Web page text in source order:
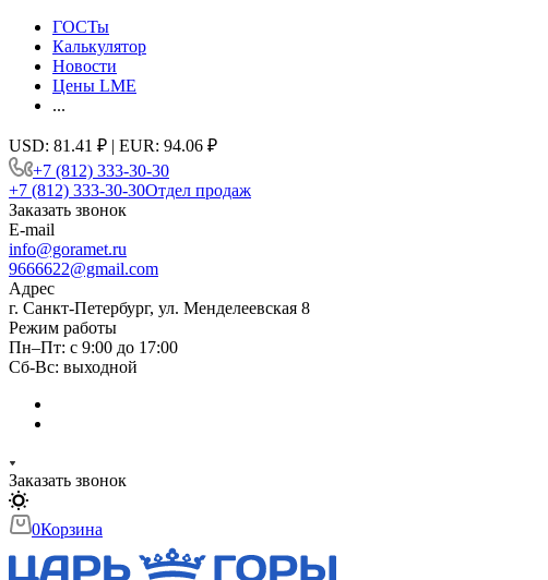
ГОСТы
Калькулятор
Новости
Цены LME
...
USD: 81.41 ₽ | EUR: 94.06 ₽
+7 (812) 333-30-30
+7 (812) 333-30-30Отдел продаж
Заказать звонок
E-mail
info@goramet.ru
9666622@gmail.com
Адрес
г. Санкт-Петербург, ул. Менделеевская 8
Режим работы
Пн–Пт: с 9:00 до 17:00
Сб-Вс: выходной
Заказать звонок
0Корзина